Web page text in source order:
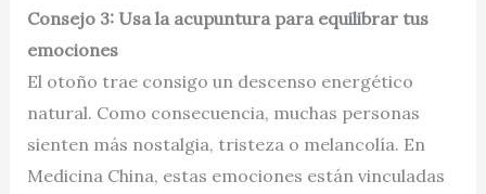
Consejo 3: Usa la acupuntura para equilibrar tus
emociones
El otoño trae consigo un descenso energético
natural. Como consecuencia, muchas personas
sienten más nostalgia, tristeza o melancolía. En
Medicina China, estas emociones están vinculadas